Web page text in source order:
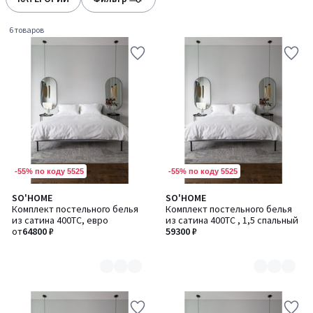
6 товаров
-55% по коду 5525
SO'HOME
Комплект постельного белья
из сатина 400TC, евро
от64800 ₽
Количество
цветов:
2
-55% по коду 5525
SO'HOME
Комплект постельного белья
из сатина 400TC , 1,5 спальный
59300 ₽
Количество
цветов:
2